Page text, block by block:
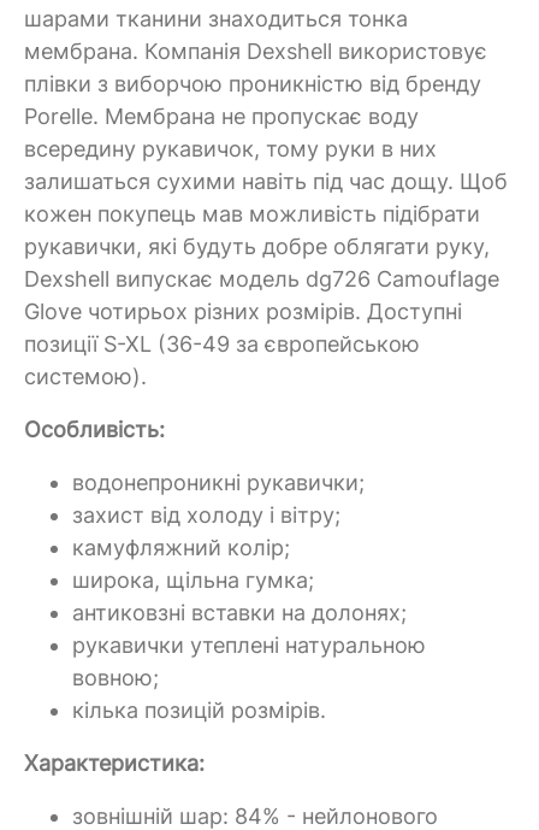
шарами тканини знаходиться тонка
мембрана. Компанія Dexshell використовує
плівки з виборчою проникністю від бренду
Porelle. Мембрана не пропускає воду
всередину рукавичок, тому руки в них
залишаться сухими навіть під час дощу. Щоб
кожен покупець мав можливість підібрати
рукавички, які будуть добре облягати руку,
Dexshell випускає модель dg726 Camouflage
Glove чотирьох різних розмірів. Доступні
позиції S-XL (36-49 за європейською
системою).
Особливість:
водонепроникні рукавички;
захист від холоду і вітру;
камуфляжний колір;
широка, щільна гумка;
антиковзні вставки на долонях;
рукавички утеплені натуральною
вовною;
кілька позицій розмірів.
Характеристика:
зовнішній шар: 84% - нейлонового